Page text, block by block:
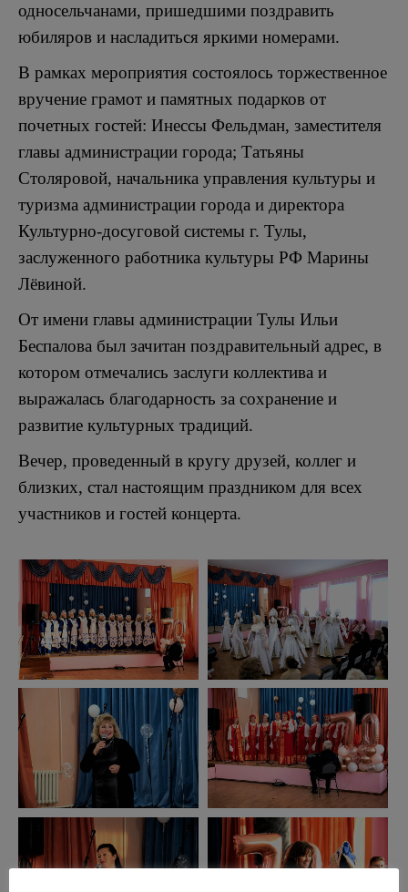
односельчанами, пришедшими поздравить
юбиляров и насладиться яркими номерами.
В рамках мероприятия состоялось торжественное
вручение грамот и памятных подарков от
почетных гостей: Инессы Фельдман, заместителя
главы администрации города; Татьяны
Столяровой, начальника управления культуры и
туризма администрации города и директора
Культурно-досуговой системы г. Тулы,
заслуженного работника культуры РФ Марины
Лёвиной.
От имени главы администрации Тулы Ильи
Беспалова был зачитан поздравительный адрес, в
котором отмечались заслуги коллектива и
выражалась благодарность за сохранение и
развитие культурных традиций.
Вечер, проведенный в кругу друзей, коллег и
близких, стал настоящим праздником для всех
участников и гостей концерта.